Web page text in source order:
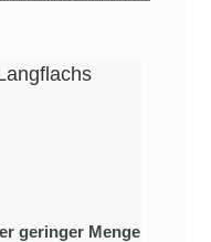
geringer Menge